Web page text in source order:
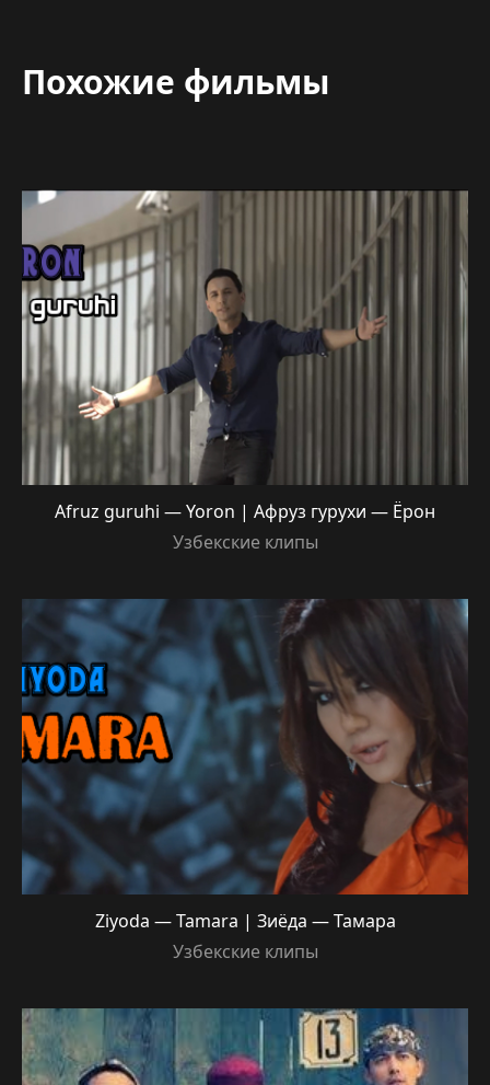
Похожие фильмы
Afruz guruhi — Yoron | Афруз гурухи — Ёрон
Узбекские клипы
Ziyoda — Tamara | Зиёда — Тамара
Узбекские клипы